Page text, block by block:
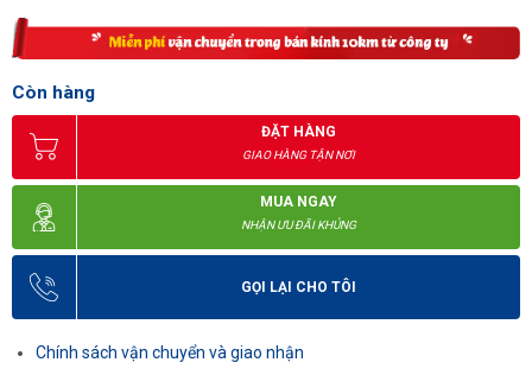
Còn hàng
ĐẶT HÀNG
GIAO HÀNG TẬN NƠI
MUA NGAY
NHẬN ƯU ĐÃI KHỦNG
GỌI LẠI CHO TÔI
Chính sách vận chuyển và giao nhận